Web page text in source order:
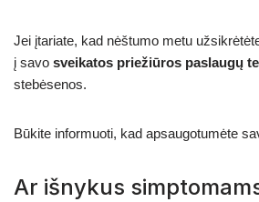
Jei įtariate, kad nėštumo metu
į savo sveikatos priežiūros paslaugų
stebėsenos.
Būkite informuoti, kad apsaugotumėte
Ar išnykus